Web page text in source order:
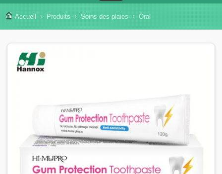
Accueil Produits Soins des plaies Oral